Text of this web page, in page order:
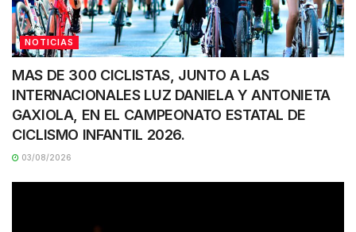
NOTICIAS
MAS DE 300 CICLISTAS, JUNTO A LAS
INTERNACIONALES LUZ DANIELA Y ANTONIETA
GAXIOLA, EN EL CAMPEONATO ESTATAL DE
CICLISMO INFANTIL 2026.
03/08/2026